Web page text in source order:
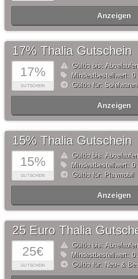
Anzeigen
17%
GUTSCHEIN
17% Thalia Gutschein
Gültig bis:
Mindestbestellwert:
Gültig für: Spielwaren
Anzeigen
15%
GUTSCHEIN
15% Thalia Gutschein
Gültig bis:
Mindestbestellwert:
Gültig für: Playmobil
Anzeigen
25€
GUTSCHEIN
25 Euro Thalia
Gültig bis:
Mindestbestellwert:
Gültig für: Neu- &